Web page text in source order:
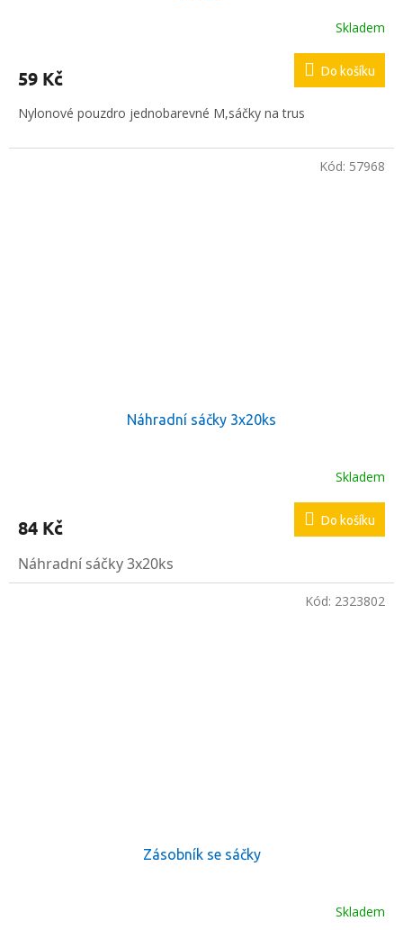
Skladem
59 Kč Do košíku
Nylonové pouzdro jednobarevné M,sáčky na trus
Náhradní sáčky 3x20ks
Skladem
84 Kč Do košíku
Náhradní sáčky 3x20ks
Kód: 57968
Zásobník se sáčky
Skladem
Kód: 2323802